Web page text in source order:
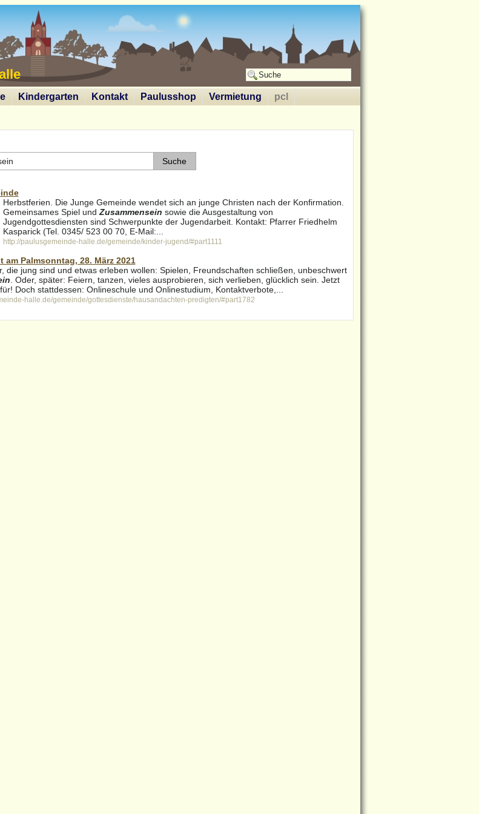
Kindergarten Kontakt Paulusshop Vermietung pcl
Herbstferien. Die Junge Gemeinde wendet sich an junge Christen nach der Konfirmation.
Gemeinsames Spiel und Zusammensein sowie die Ausgestaltung von
Jugendgottesdiensten sind Schwerpunkte der Jugendarbeit. Kontakt: Pfarrer Friedhelm
Kasparick (Tel. 0345/ 523 00 70, E-Mail:...
http://paulusgemeinde-halle.de/gemeinde/kinder-jugend/#part1111
am Palmsonntag, 28. März 2021
die jung sind und etwas erleben wollen: Spielen, Freundschaften schließen, unbeschwert
. Oder, später: Feiern, tanzen, vieles ausprobieren, sich verlieben, glücklich sein. Jetzt
Doch stattdessen: Onlineschule und Onlinestudium, Kontaktverbote,...
halle.de/gemeinde/gottesdienste/hausandachten-predigten/#part1782